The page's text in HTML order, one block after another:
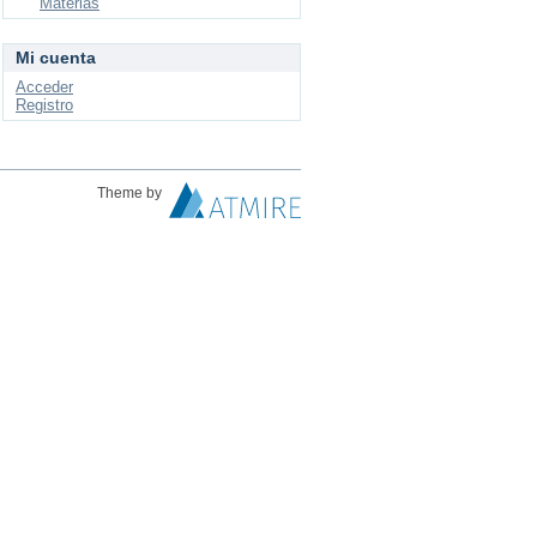
Mi cuenta
Acceder
Registro
Theme by